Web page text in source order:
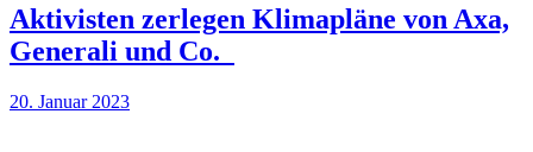
Aktivisten zerlegen Klimapläne von Axa,
Generali und Co.
20. Januar 2023